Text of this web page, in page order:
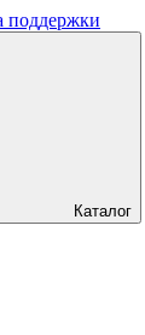
поддержки
Каталог